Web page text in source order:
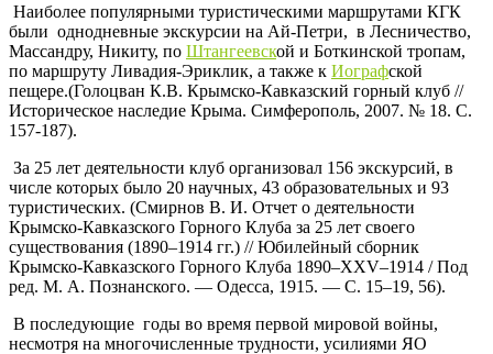
Наиболее популярными туристическими маршрутами КГК
были однодневные экскурсии на Ай-Петри, в Лесничество,
Массандру, Никиту, по Штангеевской и Боткинской тропам,
по маршруту Ливадия-Эриклик, а также к Иографской
пещере.(Голоцван К.В. Крымско-Кавказский горный клуб //
Историческое наследие Крыма. Симферополь, 2007. № 18. С.
157-187).
За 25 лет деятельности клуб организовал 156 экскурсий, в
числе которых было 20 научных, 43 образовательных и 93
туристических. (Смирнов В. И. Отчет о деятельности
Крымско-Кавказского Горного Клуба за 25 лет своего
существования (1890–1914 гг.) // Юбилейный сборник
Крымско-Кавказского Горного Клуба 1890–XXV–1914 / Под
ред. М. А. Познанского. — Одесса, 1915. — С. 15–19, 56).
В последующие годы во время первой мировой войны,
несмотря на многочисленные трудности, усилиями ЯО